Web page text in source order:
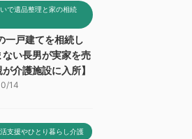
で遺品整理と家の相続
一戸建てを相続し
ない長男が実家を売
介護施設に入所】
14
支援やひとり暮らし介護